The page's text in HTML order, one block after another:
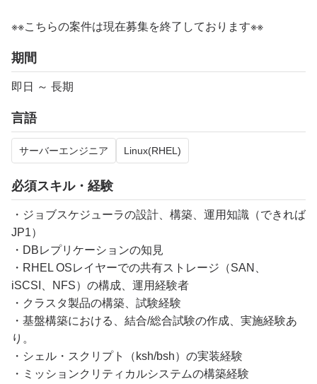
※※こちらの案件は現在募集を終了しております※※
期間
即日 ～ 長期
言語
サーバーエンジニア Linux(RHEL)
必須スキル・経験
・ジョブスケジューラの設計、構築、運用知識（できれば
JP1）
・DBレプリケーションの知見
・RHEL OSレイヤーでの共有ストレージ（SAN、
iSCSI、NFS）の構成、運用経験者
・クラスタ製品の構築、試験経験
・基盤構築における、結合/総合試験の作成、実施経験あ
り。
・シェル・スクリプト（ksh/bsh）の実装経験
・ミッションクリティカルシステムの構築経験